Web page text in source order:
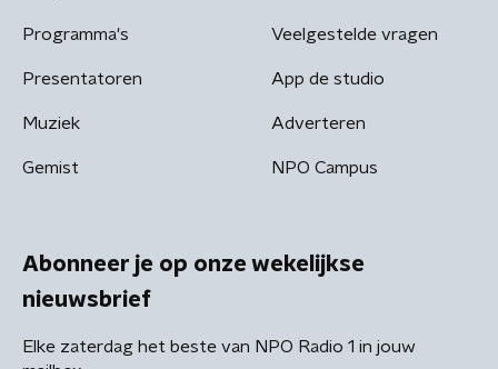
Programma's
Presentatoren
Muziek
Gemist
Veelgestelde vragen
App de studio
Adverteren
NPO Campus
Abonneer je op onze wekelijkse
nieuwsbrief
Elke zaterdag het beste van NPO Radio 1 in jouw